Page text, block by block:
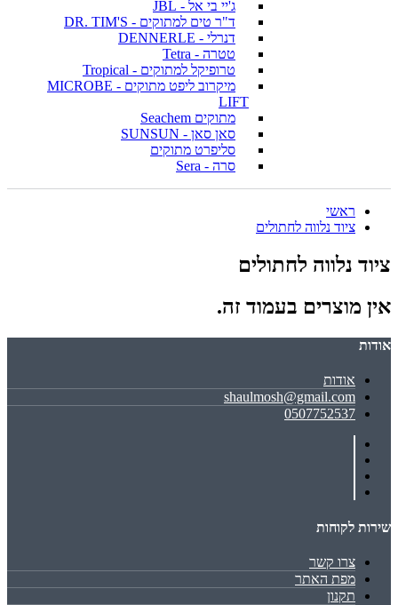
ג'יי בי אל - JBL
ד"ר טים למתוקים - DR. TIM'S
דנרלי - DENNERLE
טטרה - Tetra
טרופיקל למתוקים - Tropical
מיקרוב ליפט מתוקים - MICROBE
LIFT
מתוקים Seachem
סאן סאן - SUNSUN
סליפרט מתוקים
סרה - Sera
ראשי
ציוד נלווה לחתולים
ציוד נלווה לחתולים
אין מוצרים בעמוד זה.
אודות
אודות
shaulmosh@gmail.com
0507752537
שירות לקוחות
צרו קשר
מפת האתר
תקנון